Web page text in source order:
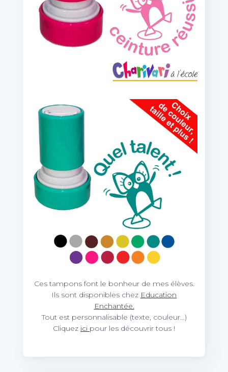
Ces tampons font le bonheur de mes élèves.
Ils sont disponibles chez Education
Enchantée.
Tout est personnalisable (texte, couleur…)
Cliquez ici pour les découvrir tous !